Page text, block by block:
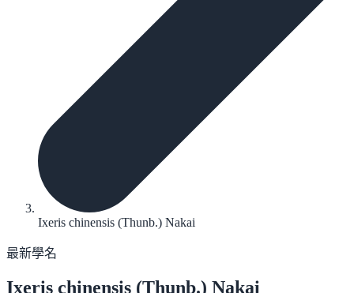
Ixeris chinensis (Thunb.) Nakai
最新學名
Ixeris chinensis (Thunb.) Nakai